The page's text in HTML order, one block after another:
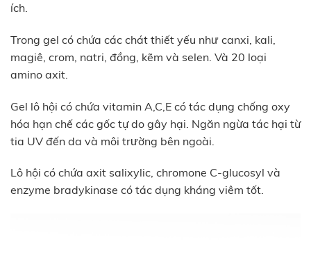
ích.
Trong gel có chứa các chát thiết yếu như canxi, kali,
magiê, crom, natri, đồng, kẽm và selen. Và 20 loại
amino axit.
Gel lô hội có chứa vitamin A,C,E có tác dụng chống oxy
hóa hạn chế các gốc tự do gây hại. Ngăn ngừa tác hại từ
tia UV đến da và môi trường bên ngoài.
Lô hội có chứa axit salixylic, chromone C-glucosyl và
enzyme bradykinase có tác dụng kháng viêm tốt.